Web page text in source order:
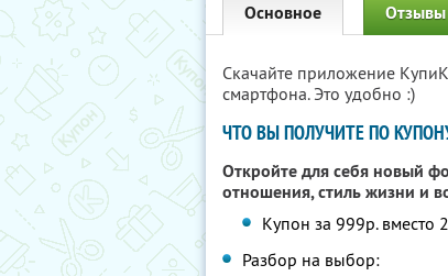
Основное Отзывы
Скачайте приложение
смартфона. Это удобно :)
ЧТО ВЫ ПОЛУЧИТЕ ПО
Откройте для себя новый
отношения, стиль жизни и
Купон за 999р. вместо
Разбор на выбор: